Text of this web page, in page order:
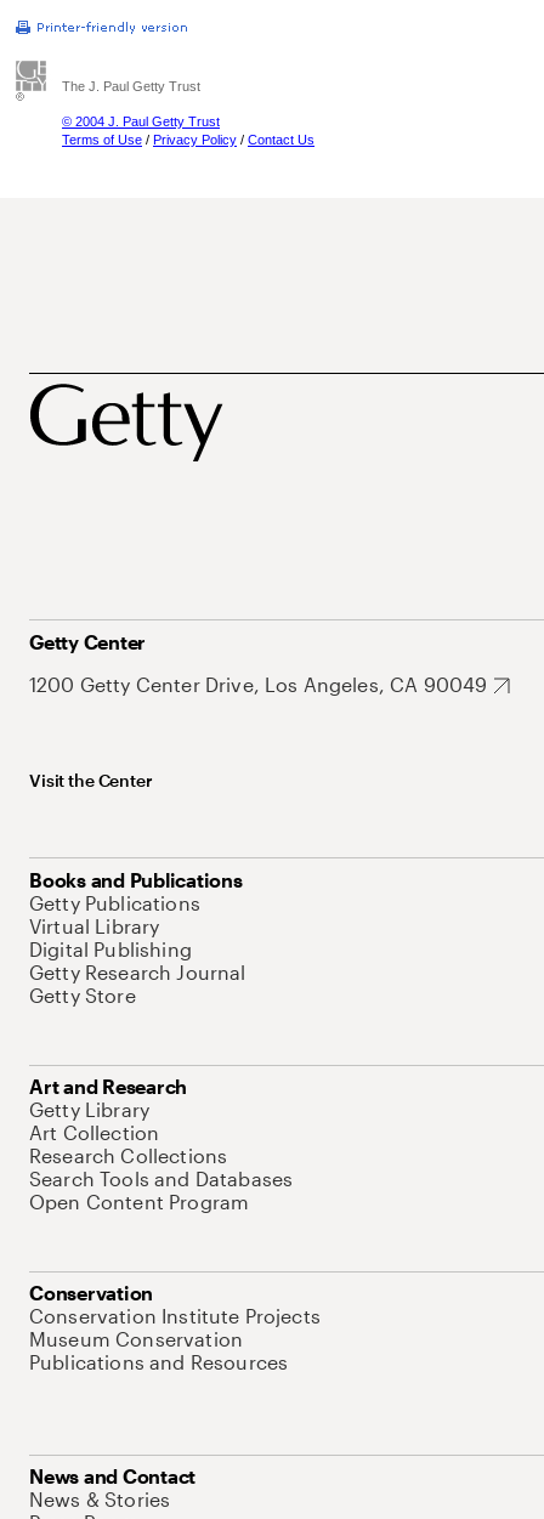
The J. Paul Getty Trust
© 2004 J. Paul Getty Trust
Terms of Use / Privacy Policy / Contact Us
Getty Center
1200 Getty Center Drive, Los Angeles, CA 90049
Visit the Center
Books and Publications
Getty Publications
Virtual Library
Digital Publishing
Getty Research Journal
Getty Store
Art and Research
Getty Library
Art Collection
Research Collections
Search Tools and Databases
Open Content Program
Conservation
Conservation Institute Projects
Museum Conservation
Publications and Resources
News and Contact
News & Stories